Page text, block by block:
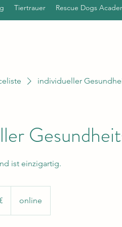
Tiertrauer Rescue Dogs
individueller
ist einzigartig.
online